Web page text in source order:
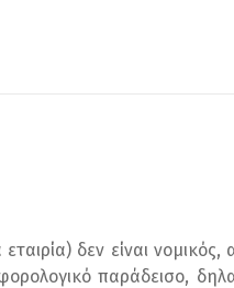
δεν είναι νομικός,
παράδεισο,